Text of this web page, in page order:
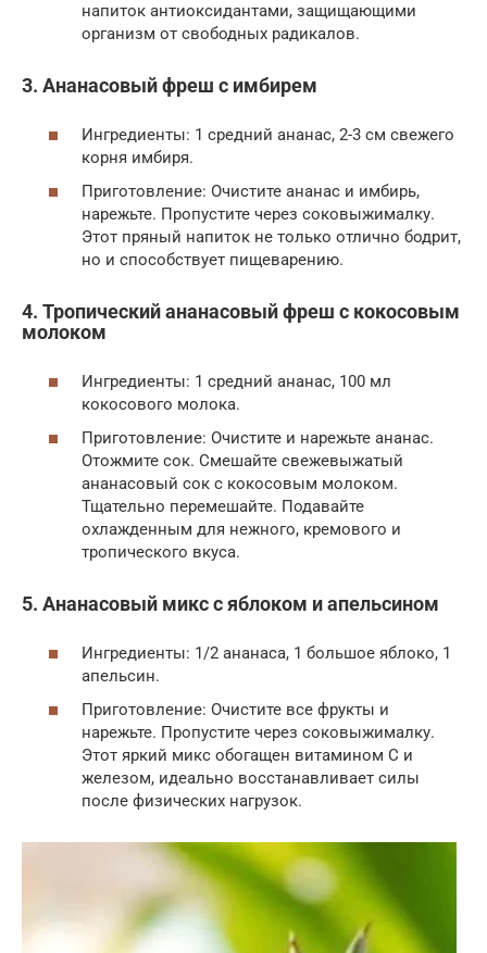
напиток антиоксидантами, защищающими
организм от свободных радикалов.
3. Ананасовый фреш с имбирем
Ингредиенты: 1 средний ананас, 2-3 см свежего
корня имбиря.
Приготовление: Очистите ананас и имбирь,
нарежьте. Пропустите через соковыжималку.
Этот пряный напиток не только отлично бодрит,
но и способствует пищеварению.
4. Тропический ананасовый фреш с кокосовым
молоком
Ингредиенты: 1 средний ананас, 100 мл
кокосового молока.
Приготовление: Очистите и нарежьте ананас.
Отожмите сок. Смешайте свежевыжатый
ананасовый сок с кокосовым молоком.
Тщательно перемешайте. Подавайте
охлажденным для нежного, кремового и
тропического вкуса.
5. Ананасовый микс с яблоком и апельсином
Ингредиенты: 1/2 ананаса, 1 большое яблоко, 1
апельсин.
Приготовление: Очистите все фрукты и
нарежьте. Пропустите через соковыжималку.
Этот яркий микс обогащен витамином C и
железом, идеально восстанавливает силы
после физических нагрузок.